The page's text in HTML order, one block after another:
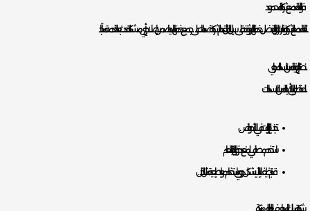
فوائد التعاقد مع شركة المحمود
التعاقد مع الشركة يوفر لك راحة البال بفضل خدماتها الموثوقة. على سبيل المثال، تقدم الشركة ضمانات على جميع خدماتها، مما يضمن إصلاح أي مشكلة تحدث بعد الخدمة مجانًا.
نصائح للوقاية من انسداد المجاري
للحفاظ على أنابيبك خالية من الانسدادات:
تجنب إلقاء الزيوت في الأحواض.
استخدم مصافي لمنع دخول بقايا الطعام.
قم بتنظيف الأنابيب بشكل دوري باستخدام مواد طبيعية مثل الخل.
شركة تسليك المجاري في العليا: حلول مبتكرة